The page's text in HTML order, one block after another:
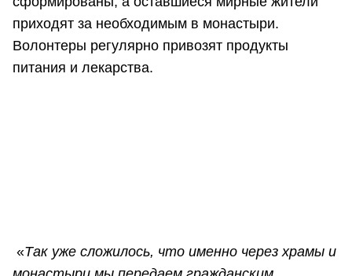
приходят за необходимым в монастыри.
Волонтеры регулярно привозят продукты
питания и лекарства.
«Так уже сложилось, что именно через храмы и